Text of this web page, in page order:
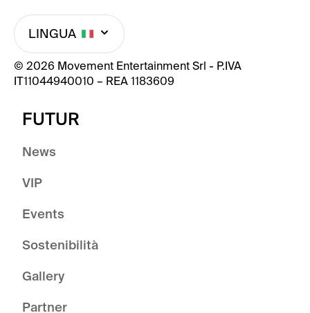
LINGUA
© 2026 Movement Entertainment Srl - P.IVA
IT11044940010 – REA 1183609
FUTUR
News
VIP
Events
Sostenibilità
Gallery
Partner